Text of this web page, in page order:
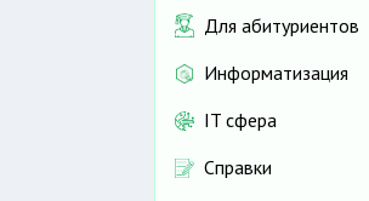
Для абитуриентов
Информатизация
IT сфера
Справки